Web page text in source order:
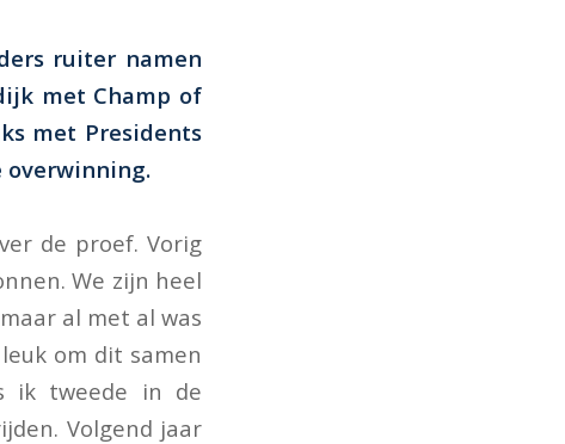
ruiter namen
met Champ of
met Presidents
overwinning.
de proef. Vorig
We zijn heel
maar al met al was
om dit samen
ik tweede in de
Volgend jaar